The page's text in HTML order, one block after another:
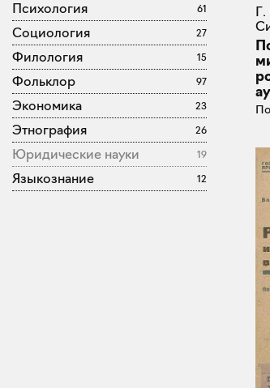
Психология 61
Социология 27
Филология 15
Фольклор 97
Экономика 23
Этнография 26
Юридические науки 19
Языкознание 12